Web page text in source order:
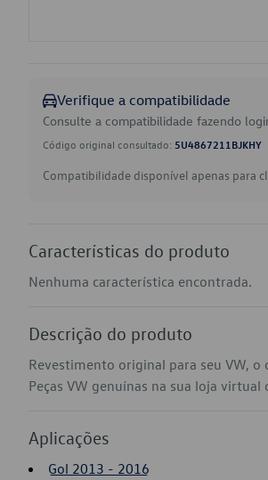
Verifique a compatibilidade
Consulte a compatibilidade fazendo
Código original consultado: 5U4867211BJKHY
Compatibilidade disponível apenas para
Características do produto
Nenhuma característica encontrada.
Descrição do produto
Revestimento original para seu VW,
Peças VW genuínas na sua loja virtual
Aplicações
Gol 2013 - 2016